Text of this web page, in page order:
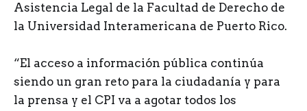
Asistencia Legal de la Facultad de Derecho de
la Universidad Interamericana de Puerto Rico.
“El acceso a información pública continúa
siendo un gran reto para la ciudadanía y para
la prensa y el CPI va a agotar todos los